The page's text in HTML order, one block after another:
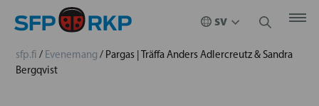
sfp.fi / Evenemang / Pargas | Träffa Anders Adlercreutz & Sandra
Bergqvist